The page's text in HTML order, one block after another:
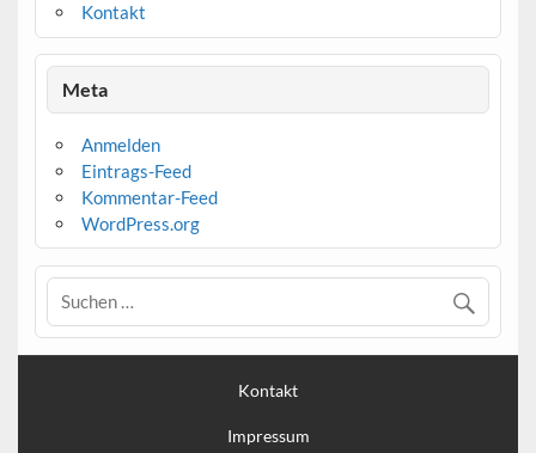
Kontakt
Meta
Anmelden
Eintrags-Feed
Kommentar-Feed
WordPress.org
Kontakt
Impressum